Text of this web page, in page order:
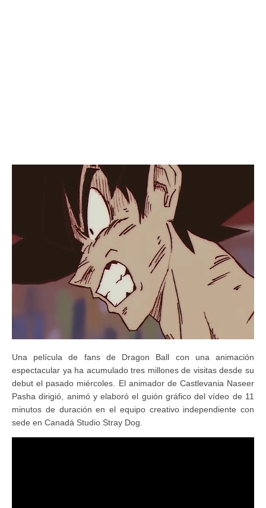
Una película de fans de Dragon Ball con una animación
espectacular ya ha acumulado tres millones de visitas desde su
debut el pasado miércoles. El animador de Castlevania Naseer
Pasha dirigió, animó y elaboró el guión gráfico del vídeo de 11
minutos de duración en el equipo creativo independiente con
sede en Canadá Studio Stray Dog.